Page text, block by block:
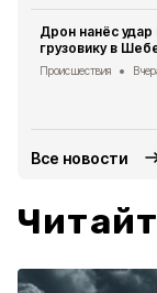
Дрон нанёс удар
грузовику в
Происшествия
Все новости